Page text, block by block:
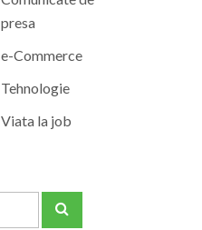
presa
e-Commerce
Tehnologie
Viata la job